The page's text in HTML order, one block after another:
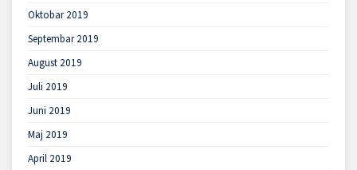
Oktobar 2019
Septembar 2019
August 2019
Juli 2019
Juni 2019
Maj 2019
April 2019